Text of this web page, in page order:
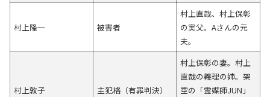
村上隆一 被害者
村上直哉、村上保彰
の実父。Aさんの元
夫。
村上敦子 主犯格（有罪判決）
村上保彰の妻。村上
直哉の義理の姉。架
空の「霊媒師JUN」